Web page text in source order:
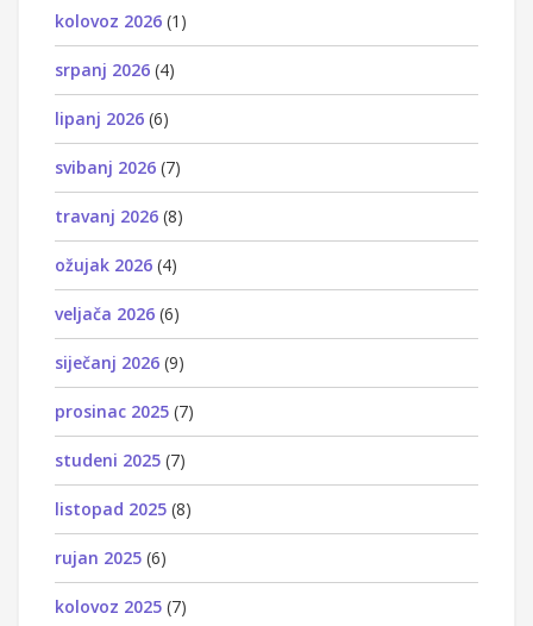
kolovoz 2026 (1)
srpanj 2026 (4)
lipanj 2026 (6)
svibanj 2026 (7)
travanj 2026 (8)
ožujak 2026 (4)
veljača 2026 (6)
siječanj 2026 (9)
prosinac 2025 (7)
studeni 2025 (7)
listopad 2025 (8)
rujan 2025 (6)
kolovoz 2025 (7)